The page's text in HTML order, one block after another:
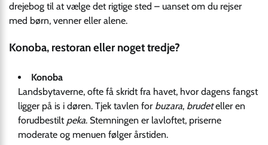
drejebog til at vælge det rigtige sted – uanset om du rejser
med børn, venner eller alene.
Konoba, restoran eller noget tredje?
Konoba
Landsbytaverne, ofte få skridt fra havet, hvor dagens fangst
ligger på is i døren. Tjek tavlen for buzara, brudeteller en
forudbestilt peka. Stemningen er lavloftet, priserne
moderate og menuen følger årstiden.